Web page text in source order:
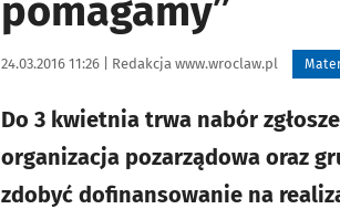
pomagamy”
Data publikacji:
24.03.2016 11:26 | Autor:
Redakcja www.wroclaw.pl
Do 3 kwietnia trwa nabór
organizacja pozarządowa oraz
zdobyć dofinansowanie na